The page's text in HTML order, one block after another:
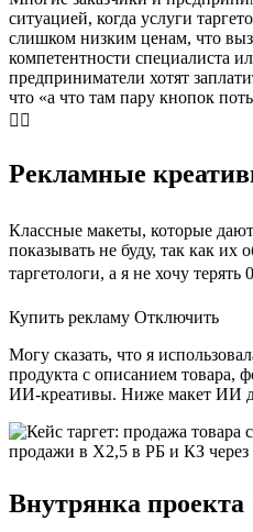
ситуацией, когда услуги
слишком низким ценам, что
компетентности специалиста
предприниматели хотят
что «а что там пару кнопок
🤷‍♀
Рекламные
Классные макеты, которые
показывать не буду, так как их
таргетологи, а я не хочу
Купить рекламу Отключить
Могу сказать, что я
продукта с описанием товара,
ИИ-креативы. Ниже макет ИИ
Внутрянка проекта